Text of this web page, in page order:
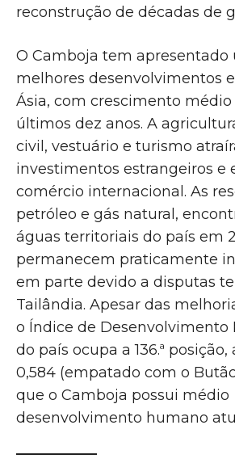
reconstrução de décadas de
O Camboja tem apresentado
melhores desenvolvimentos
Ásia, com crescimento médio
últimos dez anos. A
civil, vestuário e turismo
investimentos estrangeiros e
comércio internacional. As
petróleo e gás natural,
águas territoriais do país em
permanecem praticamente
em parte devido a disputas
Tailândia. Apesar das
o Índice de Desenvolvimento
do país ocupa a 136.ª
0,584 (empatado com o
que o Camboja possui médio
desenvolvimento humano